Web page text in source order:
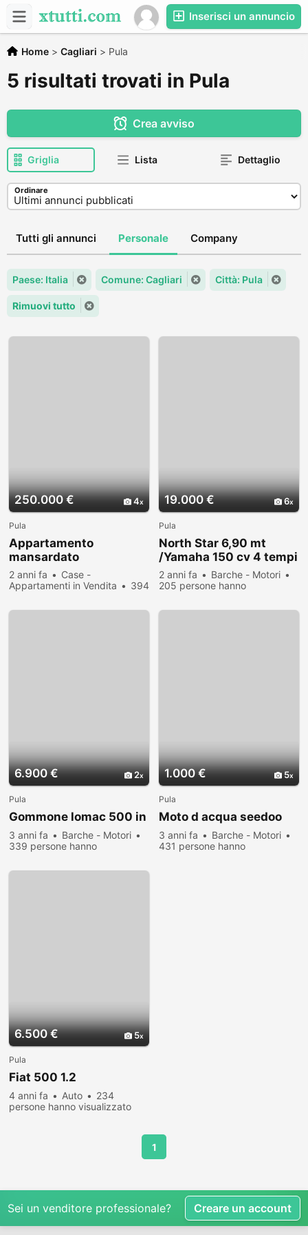
Inserisci un annuncio
Home > Cagliari > Pula
5 risultati trovati in Pula
Crea avviso
Griglia Lista Dettaglio
Ordinare
Tutti gli annunci Personale Company
Paese: Italia Comune: Cagliari Città: Pula
Rimuovi tutto
250.000 € 4
Pula
Appartamento
mansardato
2 anni fa
Case -
Appartamenti in Vendita
394
19.000 € 6
Pula
North Star 6,90 mt
/Yamaha 150 cv 4 tempi
2 anni fa
Barche - Motori
205 persone hanno
6.900 € 2
Pula
Gommone lomac 500 in
3 anni fa
Barche - Motori
339 persone hanno
1.000 € 5
Pula
Moto d acqua seedoo
3 anni fa
Barche - Motori
431 persone hanno
6.500 € 5
Pula
Fiat 500 1.2
4 anni fa Auto
234
persone hanno visualizzato
1
Sei un venditore professionale? Creare un account